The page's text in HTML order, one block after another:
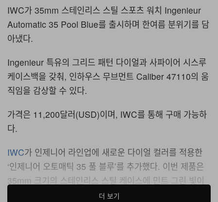
IWC가 35mm 스테인리스 스틸 스포츠 워치 Ingenieur
Automatic 35 Pool Blue를 출시하며 한여름 분위기를 담
아냈다.
Ingenieur 특유의 그리드 패턴 다이얼과 사파이어 시스루
케이스백을 갖춰, 인하우스 무브먼트 Caliber 47110의 움
직임을 감상할 수 있다.
가격은 11,200달러(USD)이며, IWC를 통해 구매 가능하
다.
IWC가 인제니어 라인업에 새로운 다이얼 컬러를 적용한
‘인제니어 오토매틱 35 풀 블루’를 추가했다. 이번 제품은
35mm 크기의 스테인리스 스틸 케이스에 민트 그린 빛이
도는 풀 블루(Pool Blue) 색상 다이얼을 매치한 것이 특징
더 보기